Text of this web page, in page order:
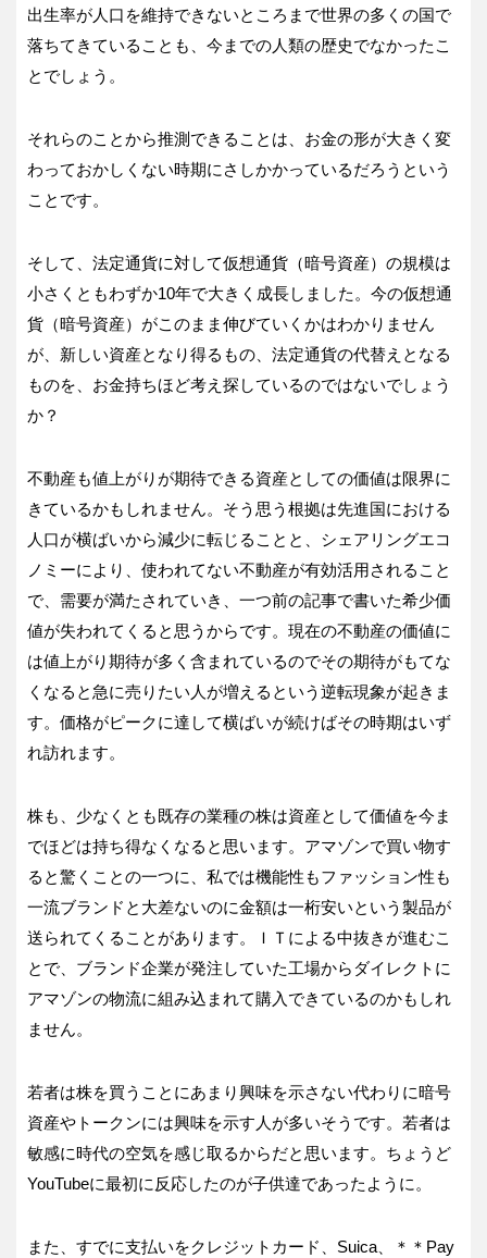
出生率が人口を維持できないところまで世界の多くの国で
落ちてきていることも、今までの人類の歴史でなかったこ
とでしょう。
それらのことから推測できることは、お金の形が大きく変
わっておかしくない時期にさしかかっているだろうという
ことです。
そして、法定通貨に対して仮想通貨（暗号資産）の規模は
小さくともわずか10年で大きく成長しました。今の仮想通
貨（暗号資産）がこのまま伸びていくかはわかりません
が、新しい資産となり得るもの、法定通貨の代替えとなる
ものを、お金持ちほど考え探しているのではないでしょう
か？
不動産も値上がりが期待できる資産としての価値は限界に
きているかもしれません。そう思う根拠は先進国における
人口が横ばいから減少に転じることと、シェアリングエコ
ノミーにより、使われてない不動産が有効活用されること
で、需要が満たされていき、一つ前の記事で書いた希少価
値が失われてくると思うからです。現在の不動産の価値に
は値上がり期待が多く含まれているのでその期待がもてな
くなると急に売りたい人が増えるという逆転現象が起きま
す。価格がピークに達して横ばいが続けばその時期はいず
れ訪れます。
株も、少なくとも既存の業種の株は資産として価値を今ま
でほどは持ち得なくなると思います。アマゾンで買い物す
ると驚くことの一つに、私では機能性もファッション性も
一流ブランドと大差ないのに金額は一桁安いという製品が
送られてくることがあります。ＩＴによる中抜きが進むこ
とで、ブランド企業が発注していた工場からダイレクトに
アマゾンの物流に組み込まれて購入できているのかもしれ
ません。
若者は株を買うことにあまり興味を示さない代わりに暗号
資産やトークンには興味を示す人が多いそうです。若者は
敏感に時代の空気を感じ取るからだと思います。ちょうど
YouTubeに最初に反応したのが子供達であったように。
また、すでに支払いをクレジットカード、Suica、＊＊Pay